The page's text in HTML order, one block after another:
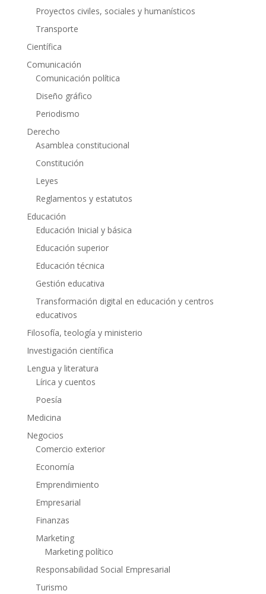
Proyectos civiles, sociales y humanísticos
Transporte
Científica
Comunicación
Comunicación política
Diseño gráfico
Periodismo
Derecho
Asamblea constitucional
Constitución
Leyes
Reglamentos y estatutos
Educación
Educación Inicial y básica
Educación superior
Educación técnica
Gestión educativa
Transformación digital en educación y centros
educativos
Filosofía, teología y ministerio
Investigación científica
Lengua y literatura
Lírica y cuentos
Poesía
Medicina
Negocios
Comercio exterior
Economía
Emprendimiento
Empresarial
Finanzas
Marketing
Marketing político
Responsabilidad Social Empresarial
Turismo